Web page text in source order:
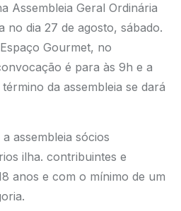
Assembleia Geral Ordinária
no dia 27 de agosto, sábado.
Gourmet, no
é para às 9h e a
da assembleia se dará
assembleia sócios
ilha. contribuintes e
anos e com o mínimo de um